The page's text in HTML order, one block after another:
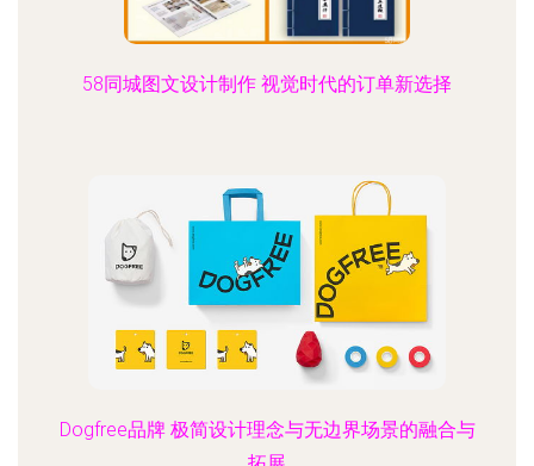
58同城图文设计制作 视觉时代的订单新选择
Dogfree品牌 极简设计理念与无边界场景的融合与